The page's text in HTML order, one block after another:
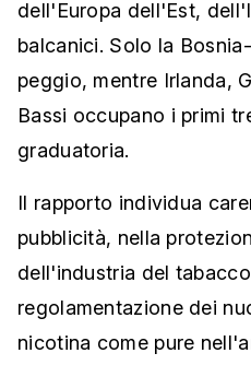
dell'Europa dell'Est,
balcanici. Solo la
peggio, mentre Irlanda,
Bassi occupano i primi
graduatoria.
Il rapporto individua
pubblicità, nella
dell'industria del
regolamentazione dei
nicotina come pure